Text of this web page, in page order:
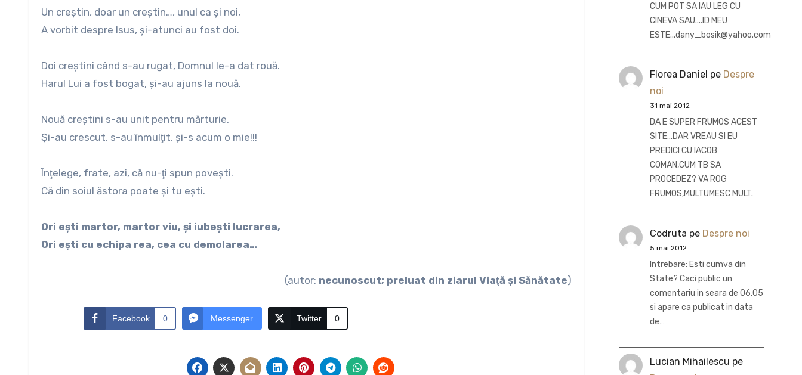
Un creştin, doar un creştin…, unul ca şi noi,
A vorbit despre Isus, şi-atunci au fost doi.
Doi creştini când s-au rugat, Domnul le-a dat rouă.
Harul Lui a fost bogat, şi-au ajuns la nouă.
Nouă creştini s-au unit pentru mărturie,
Şi-au crescut, s-au înmulţit, şi-s acum o mie!!!
Înţelege, frate, azi, că nu-ţi spun poveşti.
Că din soiul ăstora poate şi tu eşti.
Ori eşti martor, martor viu, şi iubeşti lucrarea,
Ori eşti cu echipa rea, cea cu demolarea…
(autor: necunoscut; preluat din ziarul Viaţă şi Sănătate)
Facebook 0 Messenger Twitter 0
CUM POT SA IAU LEG CU
CINEVA SAU....ID MEU
ESTE...dany_bosik@yahoo.com
Florea Daniel pe Despre
noi
31 mai 2012
DA E SUPER FRUMOS ACEST
SITE...DAR VREAU SI EU
PREDICI CU IACOB
COMAN,CUM TB SA
PROCEDEZ? VA ROG
FRUMOS,MULTUMESC MULT.
Codruta pe Despre noi
5 mai 2012
Intrebare: Esti cumva din
State? Caci public un
comentariu in seara de 06.05
si apare ca publicat in data
de…
Lucian Mihailescu pe